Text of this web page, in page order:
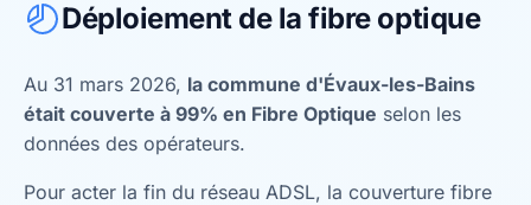
Déploiement de la fibre optique
Au 31 mars 2026, la commune d'Évaux-les-Bains
était couverte à 99% en Fibre Optique selon les
données des opérateurs.
Pour acter la fin du réseau ADSL, la couverture fibre